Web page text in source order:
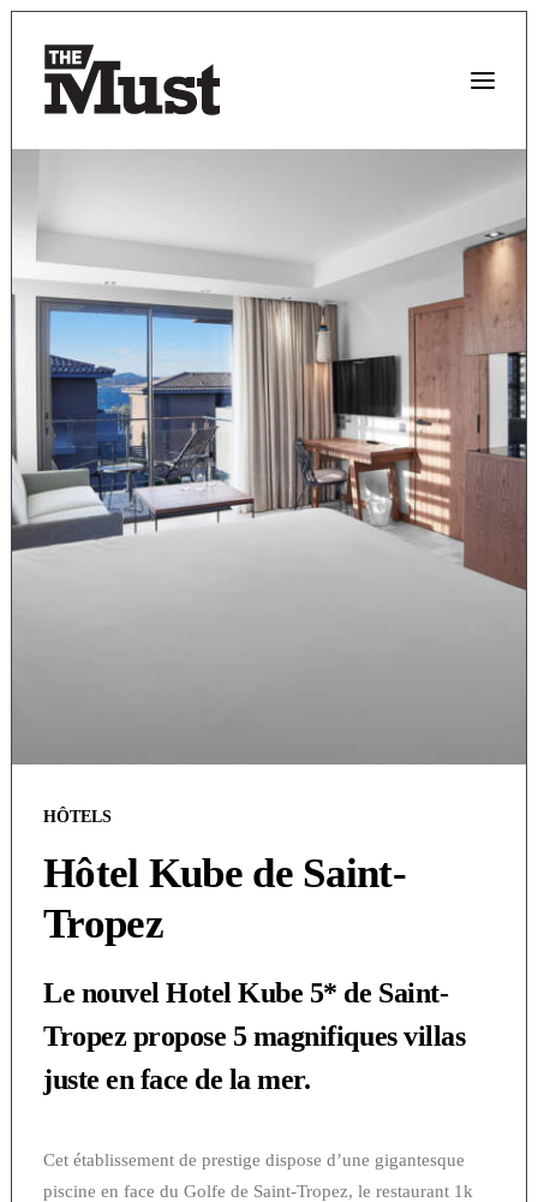
HÔTELS
Hôtel Kube de Saint-
Tropez
Le nouvel Hotel Kube 5* de Saint-
Tropez propose 5 magnifiques villas
juste en face de la mer.
Cet établissement de prestige dispose d’une gigantesque
piscine en face du Golfe de Saint-Tropez, le restaurant 1k